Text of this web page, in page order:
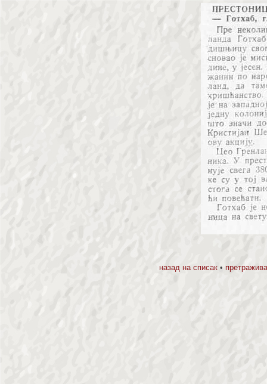
назад на списак•